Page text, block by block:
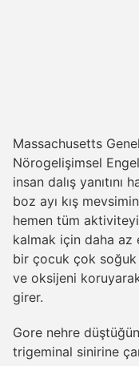
Massachusetts
Nörogelişimsel
insan dalış yanıtını
boz ayı kış
hemen tüm
kalmak için daha az
bir çocuk çok soğuk
ve oksijeni
girer.
Gore nehre
trigeminal sinirine